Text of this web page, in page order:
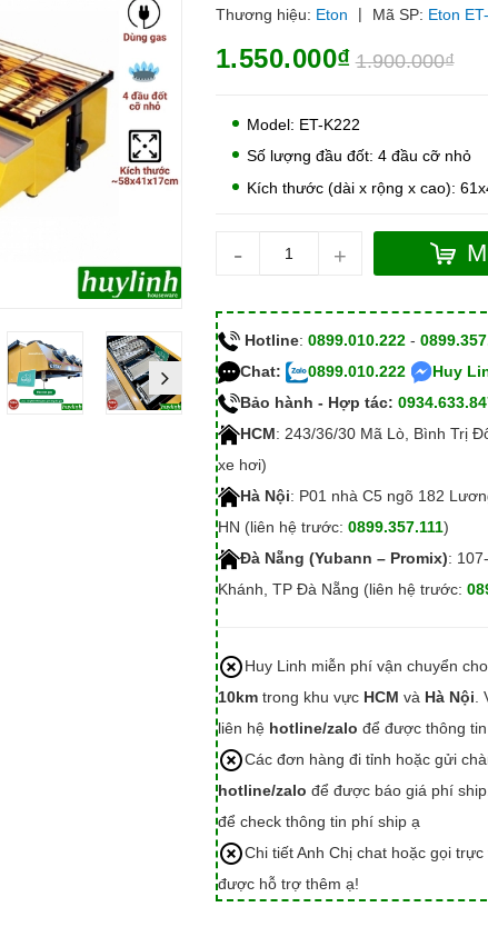
Thương hiệu: Eton | Mã SP: Eton
1.550.000₫ 1.900.000₫
Model: ET-K222
Số lượng đầu đốt: 4 đầu cỡ nhỏ
Kích thước (dài x rộng x cao):
- +
Hotline: 0899.010.222-
Chat:
0899.010.222
Huy
Bảo hành - Hợp tác:
HCM: 243/36/30 Mã Lò, Bình Trị
xe hơi)
Hà Nội: P01 nhà C5 ngõ 182
HN (liên hệ trước: 0899.357.111)
Đà Nẵng (Yubann – Promix):
Khánh, TP Đà Nẵng (liên hệ trước:
Huy Linh miễn phí vận chuyển
10kmtrong khu vực HCM và Hà Nội
liên hệ hotline/zalo để được thông
Các đơn hàng đi tỉnh hoặc gửi
hotline/zalo để được báo giá phí
để check thông tin phí ship ạ
Chi tiết Anh Chị chat hoặc gọi
được hỗ trợ thêm ạ!